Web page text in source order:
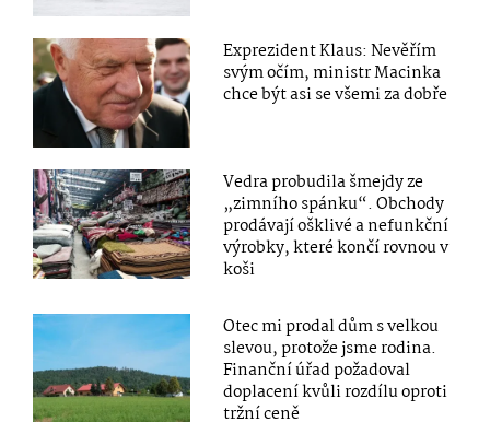
Exprezident Klaus: Nevěřím
svým očím, ministr Macinka
chce být asi se všemi za dobře
Vedra probudila šmejdy ze
„zimního spánku“. Obchody
prodávají ošklivé a nefunkční
výrobky, které končí rovnou v
koši
Otec mi prodal dům s velkou
slevou, protože jsme rodina.
Finanční úřad požadoval
doplacení kvůli rozdílu oproti
tržní ceně